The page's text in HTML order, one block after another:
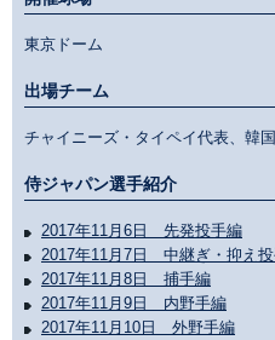
東京ドーム
出場チーム
チャイニーズ・タイペイ代表、韓
侍ジャパン選手紹介
2017年11月6日 先発投手編
2017年11月7日 中継ぎ・抑え
2017年11月8日 捕手編
2017年11月9日 内野手編
2017年11月10日 外野手編